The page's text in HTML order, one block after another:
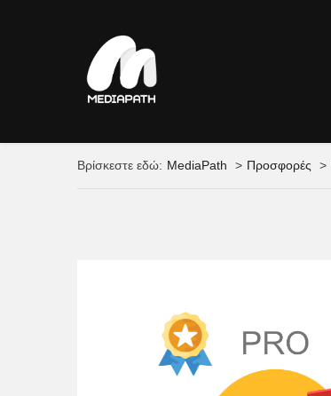
Βρίσκεστε εδώ: MediaPath Προσφορές